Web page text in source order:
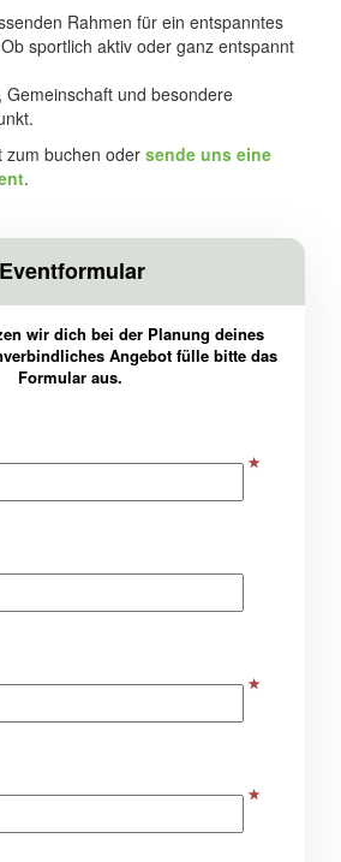
Rahmen für ein entspanntes
sportlich aktiv oder ganz entspannt
Gemeinschaft und besondere
zum buchen oder sende uns eine
.
Eventformular
wir dich bei der Planung deines
Angebot fülle bitte das
Formular aus.